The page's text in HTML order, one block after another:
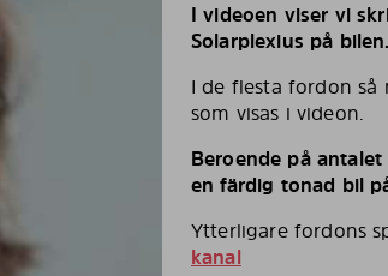
I videoen viser vi
Solarplexius på bilen.
I de flesta fordon så
som visas i videon.
Beroende på
en färdig tonad bil
Ytterligare fordons
kanal